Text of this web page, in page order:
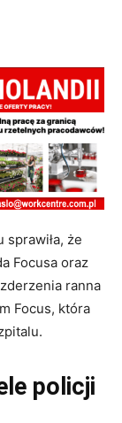
sprawiła, że
Focusa oraz
ranna
Focus, która
policji